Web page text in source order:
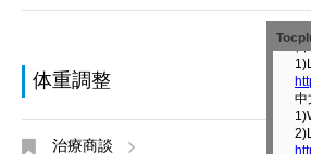
体重調整
治療商談